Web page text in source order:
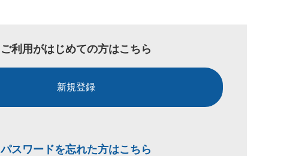
ご利用がはじめての方はこちら
新規登録
パスワードを忘れた方はこちら